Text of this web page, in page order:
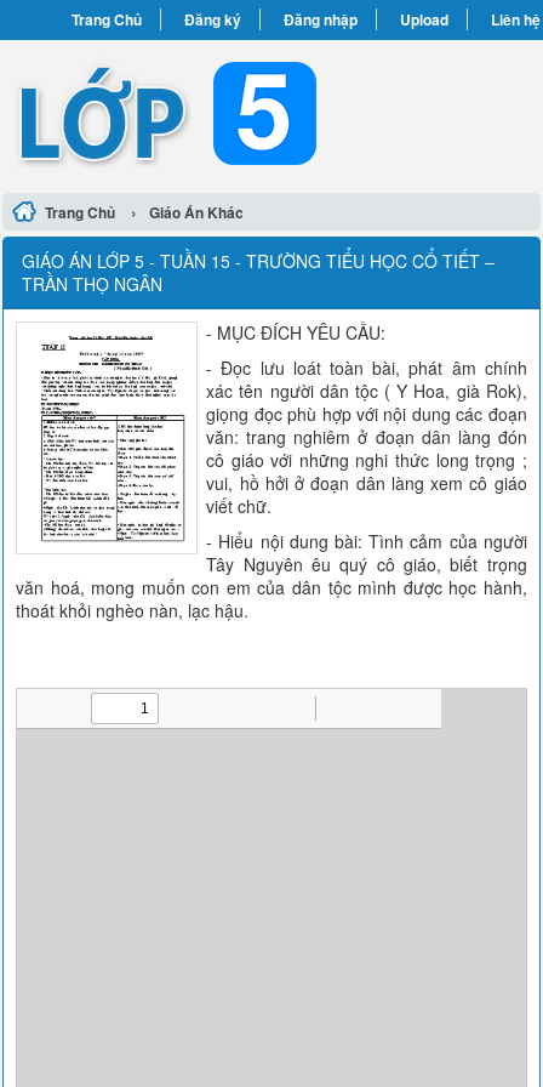
Trang Chủ Đăng ký Đăng nhập Upload Liên hệ
Trang Chủ › Giáo Án Khác
GIÁO ÁN LỚP 5 - TUẦN 15 - TRƯỜNG TIỂU HỌC CỔ TIẾT –
TRẦN THỌ NGÂN
- MỤC ĐÍCH YÊU CẦU:
- Đọc lưu loát toàn bài, phát âm chính
xác tên người dân tộc ( Y Hoa, già Rok),
giọng đọc phù hợp với nội dung các đoạn
văn: trang nghiêm ở đoạn dân làng đón
cô giáo với những nghi thức long trọng ;
vui, hồ hởi ở đoạn dân làng xem cô giáo
viết chữ.
- Hiểu nội dung bài: Tình cảm của người
Tây Nguyên êu quý cô giáo, biết trọng
văn hoá, mong muốn con em của dân tộc mình được học hành,
thoát khỏi nghèo nàn, lạc hậu.